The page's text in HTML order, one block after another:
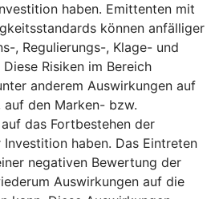
haben. Emittenten mit
können anfälliger
, Regulierungs-, Klage- und
Risiken im Bereich
anderem Auswirkungen auf
den Marken- bzw.
das Fortbestehen der
haben. Das Eintreten
negativen Bewertung der
Auswirkungen auf die